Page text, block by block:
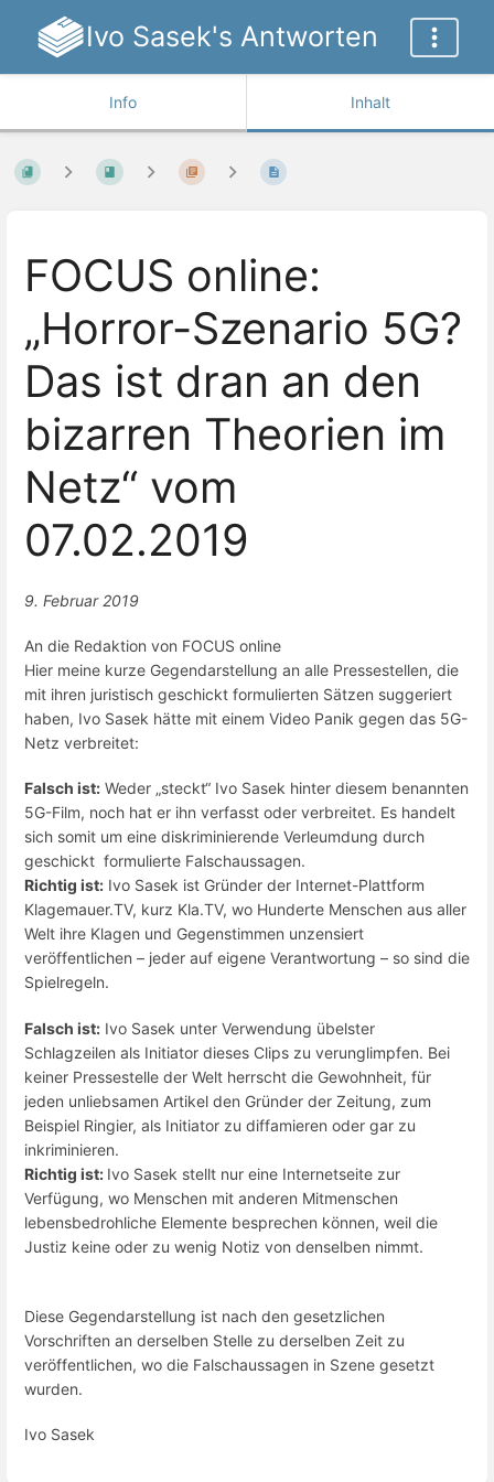
Ivo Sasek's Antworten
Info Inhalt
FOCUS online:
„Horror-Szenario 5G?
Das ist dran an den
bizarren Theorien im
Netz“ vom
07.02.2019
9. Februar 2019
An die Redaktion von FOCUS online
Hier meine kurze Gegendarstellung an alle Pressestellen, die
mit ihren juristisch geschickt formulierten Sätzen suggeriert
haben, Ivo Sasek hätte mit einem Video Panik gegen das 5G-
Netz verbreitet:
Falsch ist: Weder „steckt“ Ivo Sasek hinter diesem benannten
5G-Film, noch hat er ihn verfasst oder verbreitet. Es handelt
sich somit um eine diskriminierende Verleumdung durch
geschickt formulierte Falschaussagen.
Richtig ist: Ivo Sasek ist Gründer der Internet-Plattform
Klagemauer.TV, kurz Kla.TV, wo Hunderte Menschen aus aller
Welt ihre Klagen und Gegenstimmen unzensiert
veröffentlichen – jeder auf eigene Verantwortung – so sind die
Spielregeln.
Falsch ist: Ivo Sasek unter Verwendung übelster
Schlagzeilen als Initiator dieses Clips zu verunglimpfen. Bei
keiner Pressestelle der Welt herrscht die Gewohnheit, für
jeden unliebsamen Artikel den Gründer der Zeitung, zum
Beispiel Ringier, als Initiator zu diffamieren oder gar zu
inkriminieren.
Richtig ist: Ivo Sasek stellt nur eine Internetseite zur
Verfügung, wo Menschen mit anderen Mitmenschen
lebensbedrohliche Elemente besprechen können, weil die
Justiz keine oder zu wenig Notiz von denselben nimmt.
Diese Gegendarstellung ist nach den gesetzlichen
Vorschriften an derselben Stelle zu derselben Zeit zu
veröffentlichen, wo die Falschaussagen in Szene gesetzt
wurden.
Ivo Sasek